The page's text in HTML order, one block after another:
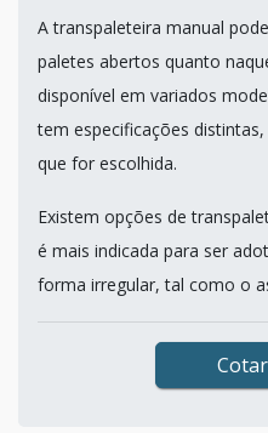
A transpaleteira manual
paletes abertos quanto
disponível em variados
tem especificações
que for escolhida.
Existem opções de
é mais indicada para ser
forma irregular, tal como o